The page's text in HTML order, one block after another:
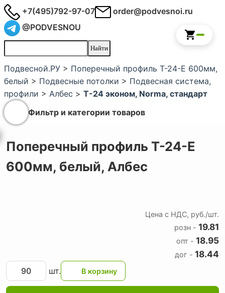
+7(495)792-97-07
order@podvesnoi.ru
@PODVESNOU
Подвесной.РУ > Поперечный профиль T-24-Е 600мм,
белый > Подвесные потолки > Подвесная система,
профили > Албес > Т-24 эконом, Norma, стандарт
Фильтр и категории товаров
Поперечный профиль T-24-Е
600мм, белый, Албес
Цена с НДС, руб./шт.
розн - 19.81
опт - 18.95
дог - 18.44
шт.